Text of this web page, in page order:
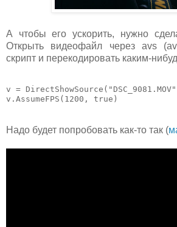
А чтобы его ускорить, нужно
Открыть видеофайл через avs
скрипт и перекодировать каким-
v =
v.AssumeFPS(1200, true)
Надо будет попробовать как-то так (